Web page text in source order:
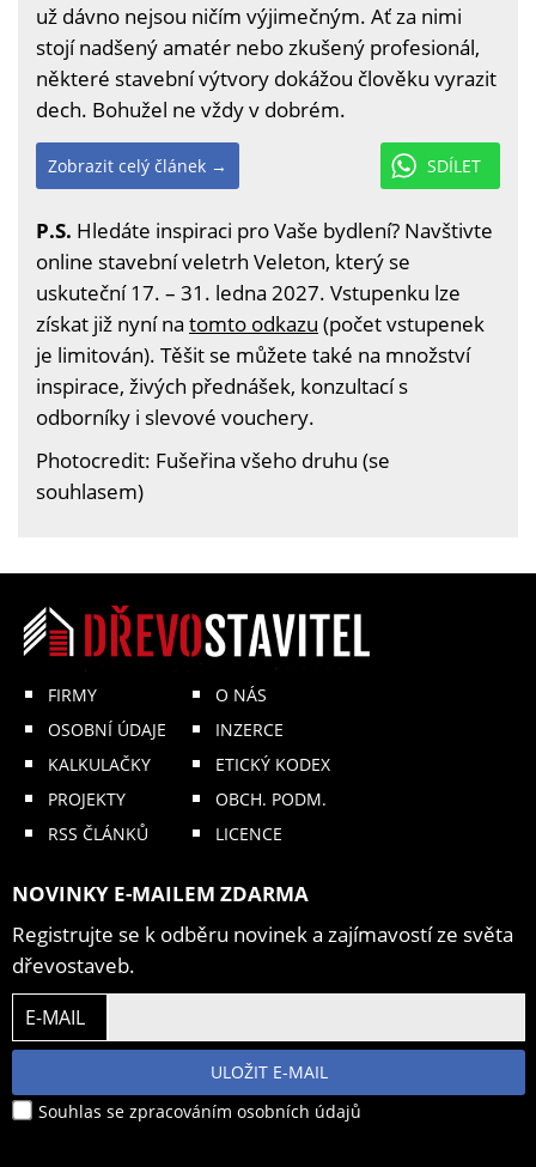
už dávno nejsou ničím výjimečným. Ať za nimi
stojí nadšený amatér nebo zkušený profesionál,
některé stavební výtvory dokážou člověku vyrazit
dech. Bohužel ne vždy v dobrém.
SDÍLET
Zobrazit celý článek →
P.S. Hledáte inspiraci pro Vaše bydlení? Navštivte
online stavební veletrh Veleton, který se
uskuteční 17. – 31. ledna 2027. Vstupenku lze
získat již nyní na tomto odkazu (počet vstupenek
je limitován). Těšit se můžete také na množství
inspirace, živých přednášek, konzultací s
odborníky i slevové vouchery.
Photocredit: Fušeřina všeho druhu (se
souhlasem)
FIRMY
OSOBNÍ ÚDAJE
KALKULAČKY
PROJEKTY
RSS ČLÁNKŮ
O NÁS
INZERCE
ETICKÝ KODEX
OBCH. PODM.
LICENCE
NOVINKY E-MAILEM ZDARMA
Registrujte se k odběru novinek a zajímavostí ze světa
dřevostaveb.
E-MAIL
ULOŽIT E-MAIL
Souhlas se zpracováním osobních údajů